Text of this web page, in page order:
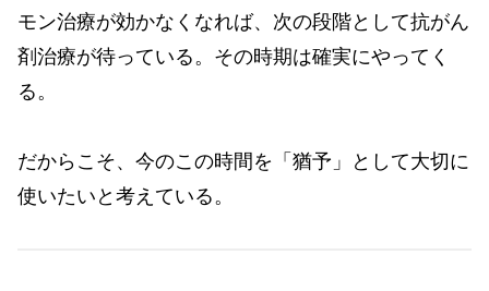
モン治療が効かなくなれば、次の段階として抗がん
剤治療が待っている。その時期は確実にやってく
る。
だからこそ、今のこの時間を「猶予」として大切に
使いたいと考えている。